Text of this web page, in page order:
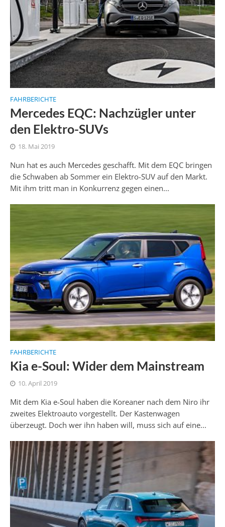
FAHRBERICHTE
Mercedes EQC: Nachzügler unter
den Elektro-SUVs
18. Mai 2019
Nun hat es auch Mercedes geschafft. Mit dem EQC bringen
die Schwaben ab Sommer ein Elektro-SUV auf den Markt.
Mit ihm tritt man in Konkurrenz gegen einen...
FAHRBERICHTE
Kia e-Soul: Wider dem Mainstream
10. April 2019
Mit dem Kia e-Soul haben die Koreaner nach dem Niro ihr
zweites Elektroauto vorgestellt. Der Kastenwagen
überzeugt. Doch wer ihn haben will, muss sich auf eine...